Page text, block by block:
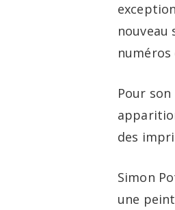
nouveau
numéros
Pour
des
Simon
une